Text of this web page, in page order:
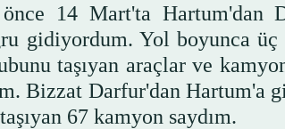
14 Mart'ta Hartum'dan
gidiyordum. Yol boyunca üç
taşıyan araçlar ve
Bizzat Darfur'dan Hartum'a
67 kamyon saydım.